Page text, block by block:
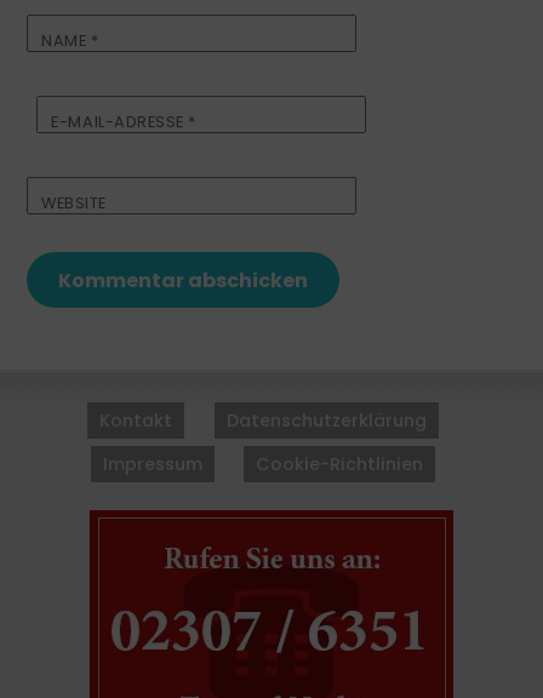
NAME *
E-MAIL-ADRESSE *
WEBSITE
To
Top
Kontakt
Datenschutzerklärung
Impressum
Cookie-Richtlinien